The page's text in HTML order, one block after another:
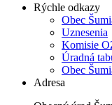
Rýchle odkazy
Obec
Uznesenia
Komisie
Úradná
Obec
Adresa